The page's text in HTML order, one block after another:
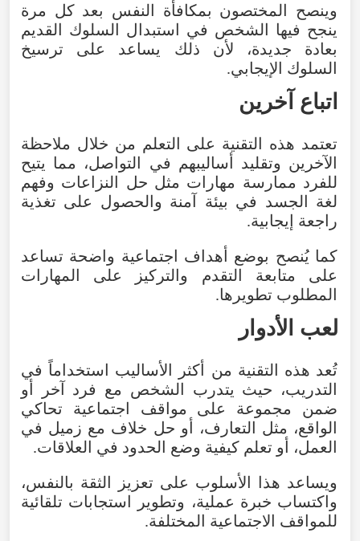
وينصح
المختصون بمكافأة النفس بعد كل مرة
ينجح فيها الشخص في استبدال السلوك
القديم
بعادة
جديدة، لأن ذلك يساعد على
ترسيخ
السلوك الإيجابي.
اتباع آخرين
تعتمد هذه التقنية على التعلم من خلال ملاحظة
الآخرين وتقليد أساليبهم في التواصل، مما يتيح
للفرد ممارسة مهارات مثل حل النزاعات وفهم
لغة
الجسد في بيئة آمنة والحصول على تغذية
راجعة
إيجابية.
كما يُنصح بوضع أهداف اجتماعية واضحة تساعد
على
متابعة التقدم والتركيز على
المهارات
المطلوب تطويرها.
لعب الأدوار
تُعد هذه التقنية من أكثر الأساليب استخداماً في
التدريب، حيث يتدرب الشخص مع فرد آخر
أو
ضمن
مجموعة على مواقف اجتماعية
تحاكي
الواقع، مثل التعارف، أو حل خلاف مع زميل في
العمل، أو تعلم كيفية وضع الحدود في العلاقات.
ويساعد هذا الأسلوب على تعزيز الثقة بالنفس،
واكتساب خبرة عملية، وتطوير استجابات تلقائية
للمواقف الاجتماعية المختلفة.